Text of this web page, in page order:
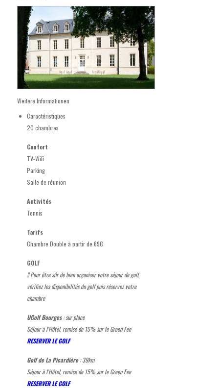
Weitere Informationen
Caractéristiques
20 chambres
Confort
TV-Wifi
Parking
Salle de réunion
Activités
Tennis
Tarifs
Chambre Double à partir de 69€
GOLF
!! Pour être sûr de bien organiser votre séjour de golf,
vérifiez les disponibilités du golf puis réservez votre
chambre
UGolf Bourges: sur place
Séjour à l'Hôtel, remise de 15% sur le Green Fee
RESERVER LE GOLF
Golf de La Picardière: 39km
Séjour à l'Hôtel, remise de 15% sur le Green Fee
RESERVER LE GOLF